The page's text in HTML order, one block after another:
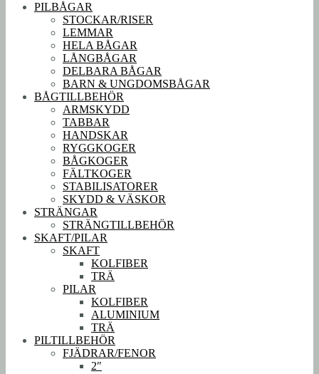
PILBÅGAR
STOCKAR/RISER
LEMMAR
HELA BÅGAR
LÅNGBÅGAR
DELBARA BÅGAR
BARN & UNGDOMSBÅGAR
BÅGTILLBEHÖR
ARMSKYDD
TABBAR
HANDSKAR
RYGGKOGER
BÅGKOGER
FÄLTKOGER
STABILISATORER
SKYDD & VÄSKOR
STRÄNGAR
STRÄNGTILLBEHÖR
SKAFT/PILAR
SKAFT
KOLFIBER
TRÄ
PILAR
KOLFIBER
ALUMINIUM
TRÄ
PILTILLBEHÖR
FJÄDRAR/FENOR
2″